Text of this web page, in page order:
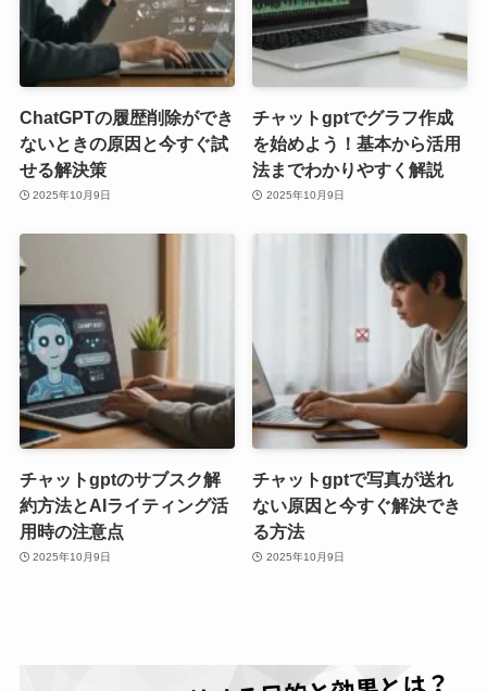
ChatGPTの履歴削除ができ
ないときの原因と今すぐ試
せる解決策
2025年10月9日
チャットgptでグラフ作成
を始めよう！基本から活用
法までわかりやすく解説
2025年10月9日
チャットgptのサブスク解
約方法とAIライティング活
用時の注意点
2025年10月9日
チャットgptで写真が送れ
ない原因と今すぐ解決でき
る方法
2025年10月9日